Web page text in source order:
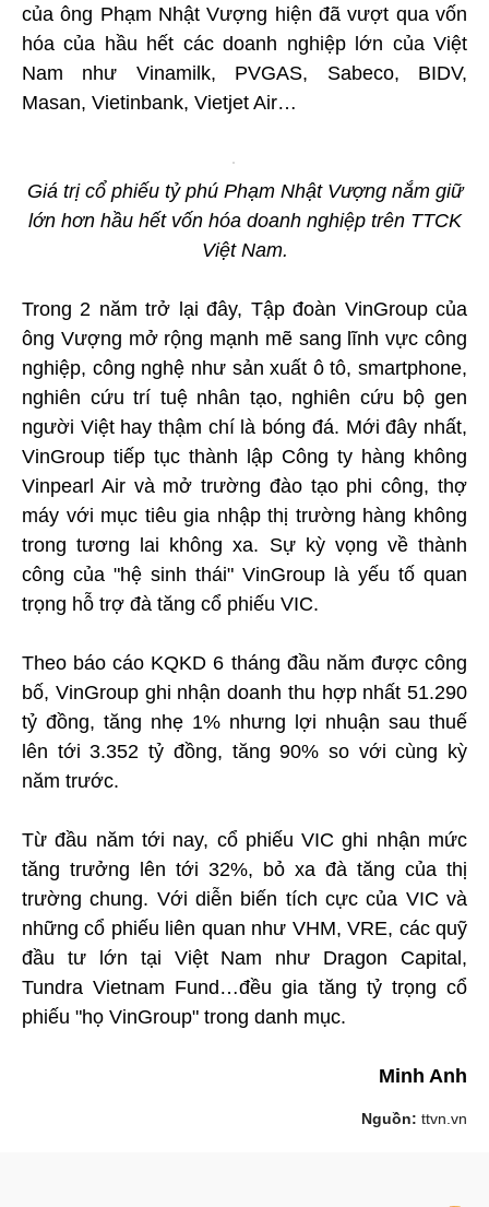
của ông Phạm Nhật Vượng hiện đã vượt qua vốn
hóa của hầu hết các doanh nghiệp lớn của Việt
Nam như Vinamilk, PVGAS, Sabeco, BIDV,
Masan, Vietinbank, Vietjet Air…
Giá trị cổ phiếu tỷ phú Phạm Nhật Vượng nắm giữ
lớn hơn hầu hết vốn hóa doanh nghiệp trên TTCK
Việt Nam.
Trong 2 năm trở lại đây, Tập đoàn VinGroup của
ông Vượng mở rộng mạnh mẽ sang lĩnh vực công
nghiệp, công nghệ như sản xuất ô tô, smartphone,
nghiên cứu trí tuệ nhân tạo, nghiên cứu bộ gen
người Việt hay thậm chí là bóng đá. Mới đây nhất,
VinGroup tiếp tục thành lập Công ty hàng không
Vinpearl Air và mở trường đào tạo phi công, thợ
máy với mục tiêu gia nhập thị trường hàng không
trong tương lai không xa. Sự kỳ vọng về thành
công của "hệ sinh thái" VinGroup là yếu tố quan
trọng hỗ trợ đà tăng cổ phiếu VIC.
Theo báo cáo KQKD 6 tháng đầu năm được công
bố, VinGroup ghi nhận doanh thu hợp nhất 51.290
tỷ đồng, tăng nhẹ 1% nhưng lợi nhuận sau thuế
lên tới 3.352 tỷ đồng, tăng 90% so với cùng kỳ
năm trước.
Từ đầu năm tới nay, cổ phiếu VIC ghi nhận mức
tăng trưởng lên tới 32%, bỏ xa đà tăng của thị
trường chung. Với diễn biến tích cực của VIC và
những cổ phiếu liên quan như VHM, VRE, các quỹ
đầu tư lớn tại Việt Nam như Dragon Capital,
Tundra Vietnam Fund…đều gia tăng tỷ trọng cổ
phiếu "họ VinGroup" trong danh mục.
Minh Anh
Nguồn: ttvn.vn